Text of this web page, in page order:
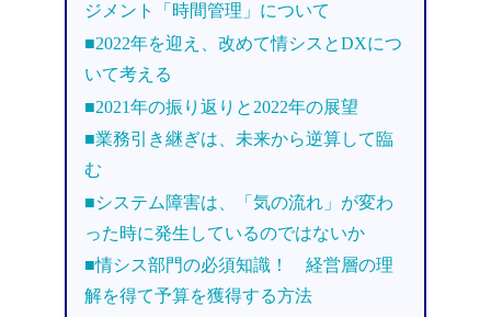
ジメント「時間管理」について
■2022年を迎え、改めて情シスとDXにつ
いて考える
■2021年の振り返りと2022年の展望
■業務引き継ぎは、未来から逆算して臨
む
■システム障害は、「気の流れ」が変わ
った時に発生しているのではないか
■情シス部門の必須知識！ 経営層の理
解を得て予算を獲得する方法